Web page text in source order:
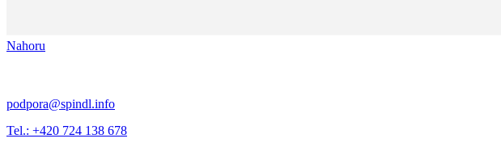
Nahoru
podpora@spindl.info
Tel.: +420 724 138 678